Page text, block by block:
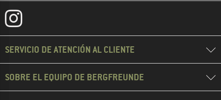
SERVICIO DE ATENCIÓN AL CLIENTE
SOBRE EL EQUIPO DE BERGFREUNDE